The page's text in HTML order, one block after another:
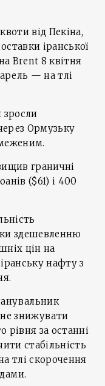
від Пекіна,
іранської
Brent 8 квітня
— на тлі
зросли
Ормузьку
граничні
($61) і 400
здешевленню
цін на
нафту з
знижувати
рівня за останні
стабільність
тлі скорочення